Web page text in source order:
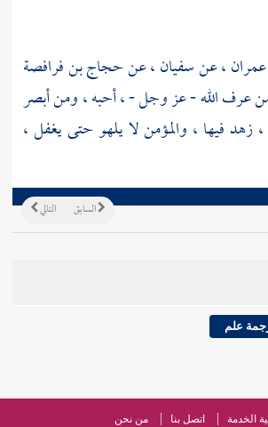
، عنسفيان، عنحجاج بن فرافصة
عرف الله - عز وجل - ، أحبه ، ومن أبصر
، زهد فيها ، والمؤمن لا يلهو حتى يغفل ،
التالي السابق
علم
الخدمة اتصل بنا من نحن